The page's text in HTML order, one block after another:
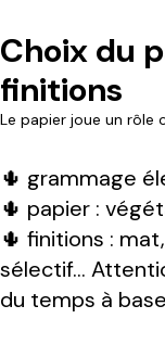
Choix du
finitions
Le papier joue un rôle
🌵 grammage
🌵 papier :
🌵 finitions :
sélectif…
du temps à